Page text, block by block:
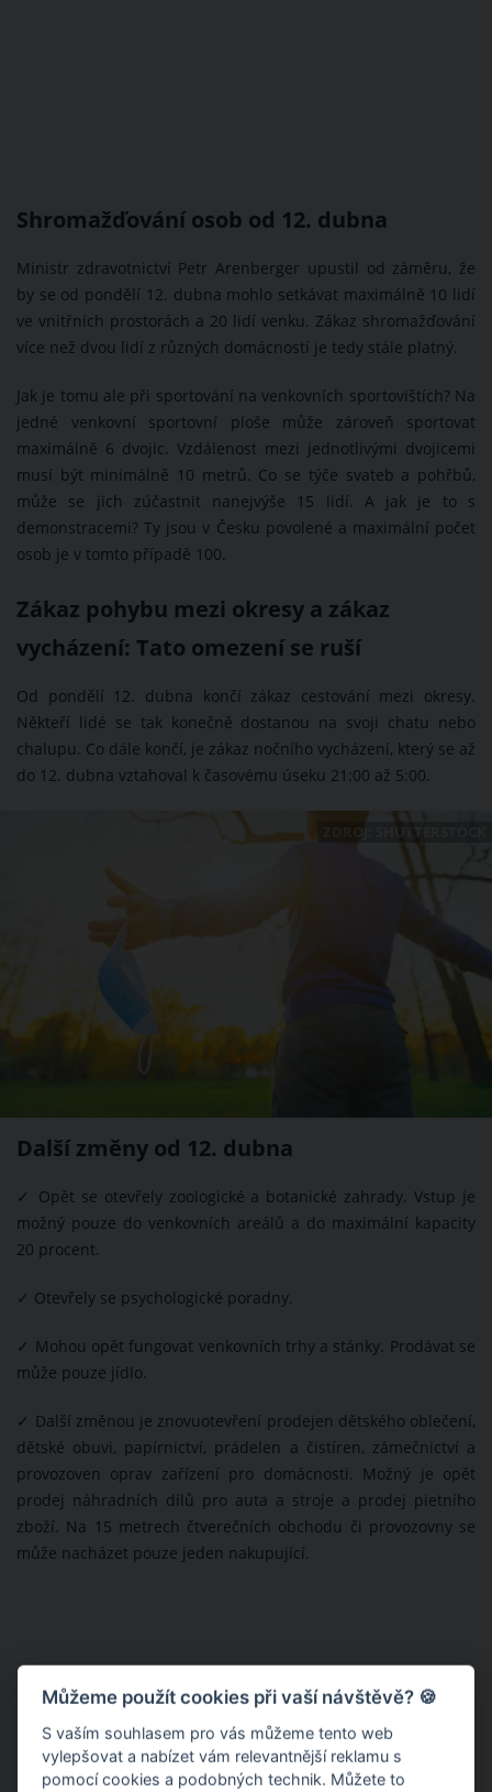
Shromažďování osob od 12. dubna
Ministr zdravotnictví Petr Arenberger upustil od záměru, že
by se od pondělí 12. dubna mohlo setkávat maximálně 10 lidí
ve vnitřních prostorách a 20 lidí venku. Zákaz shromažďování
více než dvou lidí z různých domácností je tedy stále platný.
Jak je tomu ale při sportování na venkovních sportovištích? Na
jedné venkovní sportovní ploše může zároveň sportovat
maximálně 6 dvojic. Vzdálenost mezi jednotlivými dvojicemi
musí být minimálně 10 metrů. Co se týče svateb a pohřbů,
může se jich zúčastnit nanejvýše 15 lidí. A jak je to s
demonstracemi? Ty jsou v Česku povolené a maximální počet
osob je v tomto případě 100.
Zákaz pohybu mezi okresy a zákaz
vycházení: Tato omezení se ruší
Od pondělí 12. dubna končí zákaz cestování mezi okresy.
Někteří lidé se tak konečně dostanou na svoji chatu nebo
chalupu. Co dále končí, je zákaz nočního vycházení, který se až
do 12. dubna vztahoval k časovému úseku 21:00 až 5:00.
ZDROJ: SHUTTERSTOCK
Další změny od 12. dubna
✓ Opět se otevřely zoologické a botanické zahrady. Vstup je
možný pouze do venkovních areálů a do maximální kapacity
20 procent.
✓ Otevřely se psychologické poradny.
✓ Mohou opět fungovat venkovních trhy a stánky. Prodávat se
může pouze jídlo.
✓ Další změnou je znovuotevření prodejen dětského oblečení,
dětské obuvi, papírnictví, prádelen a čistíren, zámečnictví a
provozoven oprav zařízení pro domácnosti. Možný je opět
prodej náhradních dílů pro auta a stroje a prodej pietního
zboží. Na 15 metrech čtverečních obchodu či provozovny se
může nacházet pouze jeden nakupující.
Můžeme použít cookies při vaší návštěvě? 🍪
S vaším souhlasem pro vás můžeme tento web
vylepšovat a nabízet vám relevantnější reklamu s
pomocí cookies a podobných technik. Můžete to